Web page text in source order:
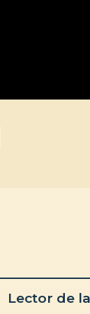
Lector de